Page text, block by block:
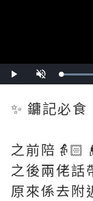
Play Unmute
✨ 鏞記必
之前陪
之後兩佬話
原來係去附